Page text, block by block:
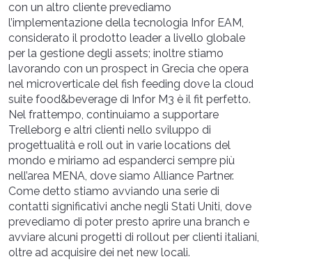
con un altro cliente prevediamo
l’implementazione della tecnologia Infor EAM,
considerato il prodotto leader a livello globale
per la gestione degli assets; inoltre stiamo
lavorando con un prospect in Grecia che opera
nel microverticale del fish feeding dove la cloud
suite food&beverage di Infor M3 è il fit perfetto.
Nel frattempo, continuiamo a supportare
Trelleborg e altri clienti nello sviluppo di
progettualità e roll out in varie locations del
mondo e miriamo ad espanderci sempre più
nell’area MENA, dove siamo Alliance Partner.
Come detto stiamo avviando una serie di
contatti significativi anche negli Stati Uniti, dove
prevediamo di poter presto aprire una branch e
avviare alcuni progetti di rollout per clienti italiani,
oltre ad acquisire dei net new locali.